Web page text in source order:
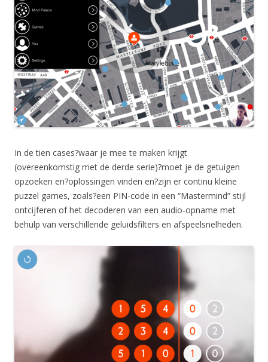
In de tien cases?waar je mee te maken krijgt
(overeenkomstig met de derde serie)?moet je de getuigen
opzoeken en?oplossingen vinden en?zijn er continu kleine
puzzel games, zoals?een PIN-code in een “Mastermind” stijl
ontcijferen of het decoderen van een audio-opname met
behulp van verschillende geluidsfilters en afspeelsnelheden.